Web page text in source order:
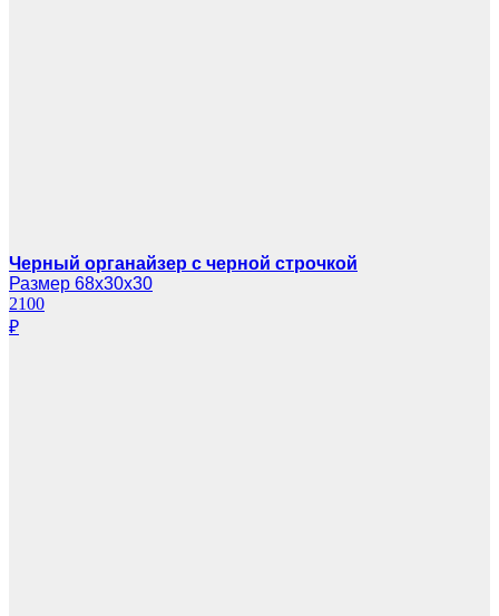
Черный органайзер с черной строчкой
Размер 68х30х30
2100
₽